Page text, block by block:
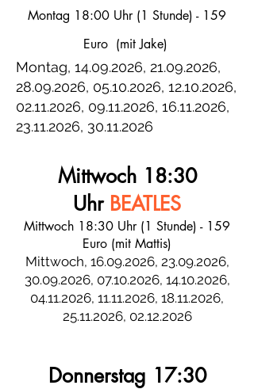
Montag 18:00 Uhr (1 Stunde) - 159
Euro (mit Jake)
Montag, ​14.09.2026, 21.09.2026,
28.09.2026, 05.10.2026, 12.10.2026,
02.11.2026, 09.11.2026, 16.11.2026,
23.11.2026, 30.11.2026
Mittwoch 18:30
Uhr BEATLES
Mittwoch 18:30 Uhr (1 Stunde) - 159
Euro (mit Mattis)
Mittwoch, 16.09.2026, 23.09.2026,
30.09.2026, 07.10.2026, 14.10.2026,
04.11.2026, 11.11.2026, 18.11.2026,
25.11.2026, 02.12.2026
Donnerstag 17:30